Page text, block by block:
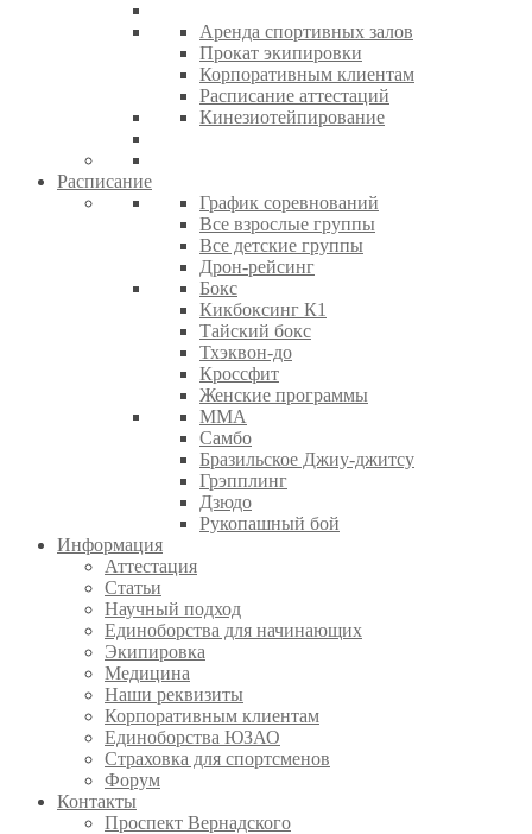
Аренда спортивных залов
Прокат экипировки
Корпоративным клиентам
Расписание аттестаций
Кинезиотейпирование
Расписание
График соревнований
Все взрослые группы
Все детские группы
Дрон-рейсинг
Бокс
Кикбоксинг К1
Тайский бокс
Тхэквон-до
Кроссфит
Женские программы
ММА
Самбо
Бразильское Джиу-джитсу
Грэпплинг
Дзюдо
Рукопашный бой
Информация
Аттестация
Статьи
Научный подход
Единоборства для начинающих
Экипировка
Медицина
Наши реквизиты
Корпоративным клиентам
Единоборства ЮЗАО
Страховка для спортсменов
Форум
Контакты
Проспект Вернадского